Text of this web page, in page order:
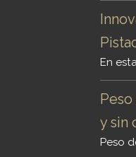
En
y sin
Peso